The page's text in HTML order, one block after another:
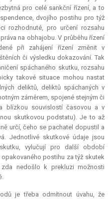
pro celé sankční řízení, a to
, dvojího postihu pro týž
rozhodnuté, pro určení rozsahu
na obhajobu. V průběhu řízení
při zahájení řízení změnit v
či výsledku dokazování. Tak
spáchaného skutku, rozsahu
takové situace mohou nastat
deliktů, deliktů spáchaných v
záměrem, spojené stejným či
blízkou souvislostí časovou a v
skutkovou podstatu). Je to až
určí, čeho se pachatel dopustil a
Jednotlivé skutkové údaje jsou
vylučují pro další období
postihu za týž skutek
nedošlo k prekluzi možnosti
je třeba odmítnout úvahu, že